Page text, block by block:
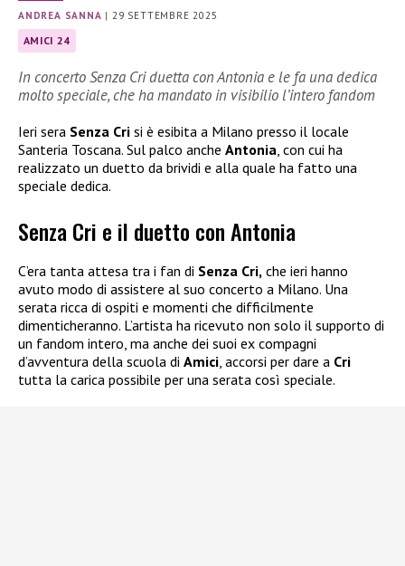
ANDREA SANNA |29 SETTEMBRE 2025
AMICI 24
In concerto Senza Cri duetta con Antonia e le fa una dedica
molto speciale, che ha mandato in visibilio l’intero fandom
Ieri sera Senza Cri si è esibita a Milano presso il locale
Santeria Toscana. Sul palco anche Antonia , con cui ha
realizzato un duetto da brividi e alla quale ha fatto una
speciale dedica.
Senza Cri e il duetto con Antonia
C’era tanta attesa tra i fan di Senza Cri, che ieri hanno
avuto modo di assistere al suo concerto a Milano. Una
serata ricca di ospiti e momenti che difficilmente
dimenticheranno. L’artista ha ricevuto non solo il supporto di
un fandom intero, ma anche dei suoi ex compagni
d’avventura della scuola di Amici, accorsi per dare a Cri
tutta la carica possibile per una serata così speciale.